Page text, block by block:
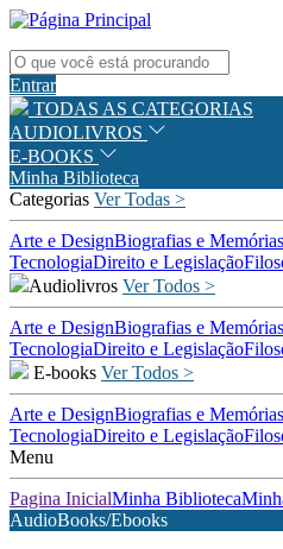
Entrar
TODAS AS CATEGORIAS
AUDIOLIVROS
E-BOOKS
Minha Biblioteca
Categorias Ver Todas >
Arte e DesignBiografias e Memórias
TecnologiaDireito e Legislação
Audiolivros Ver Todos >
Arte e DesignBiografias e Memórias
TecnologiaDireito e Legislação
E-books Ver Todos >
Arte e DesignBiografias e Memórias
TecnologiaDireito e Legislação
Menu
Pagina InicialMinha Biblioteca
AudioBooks/Ebooks